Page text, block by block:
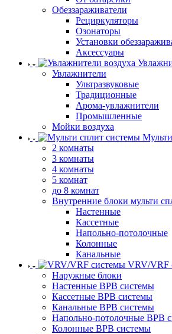
Обеззараживатели
Рециркуляторы
Озонаторы
Установки
Аксессуары
Увлажнители
Ультразвуковые
Традиционные
Арома-увлажнители
Промышленные
Мойки воздуха
2 комнаты
3 комнаты
4 комнаты
5 комнат
до 8 комнат
Внутренние блоки мульти
Настенные
Кассетные
Напольно-потолочные
Колонные
Канальные
VRV/VRF
Наружные блоки
Настенные ВРВ системы
Кассетные ВРВ системы
Канальные ВРВ системы
Напольно-потолочные ВРВ
Колонные ВРВ системы